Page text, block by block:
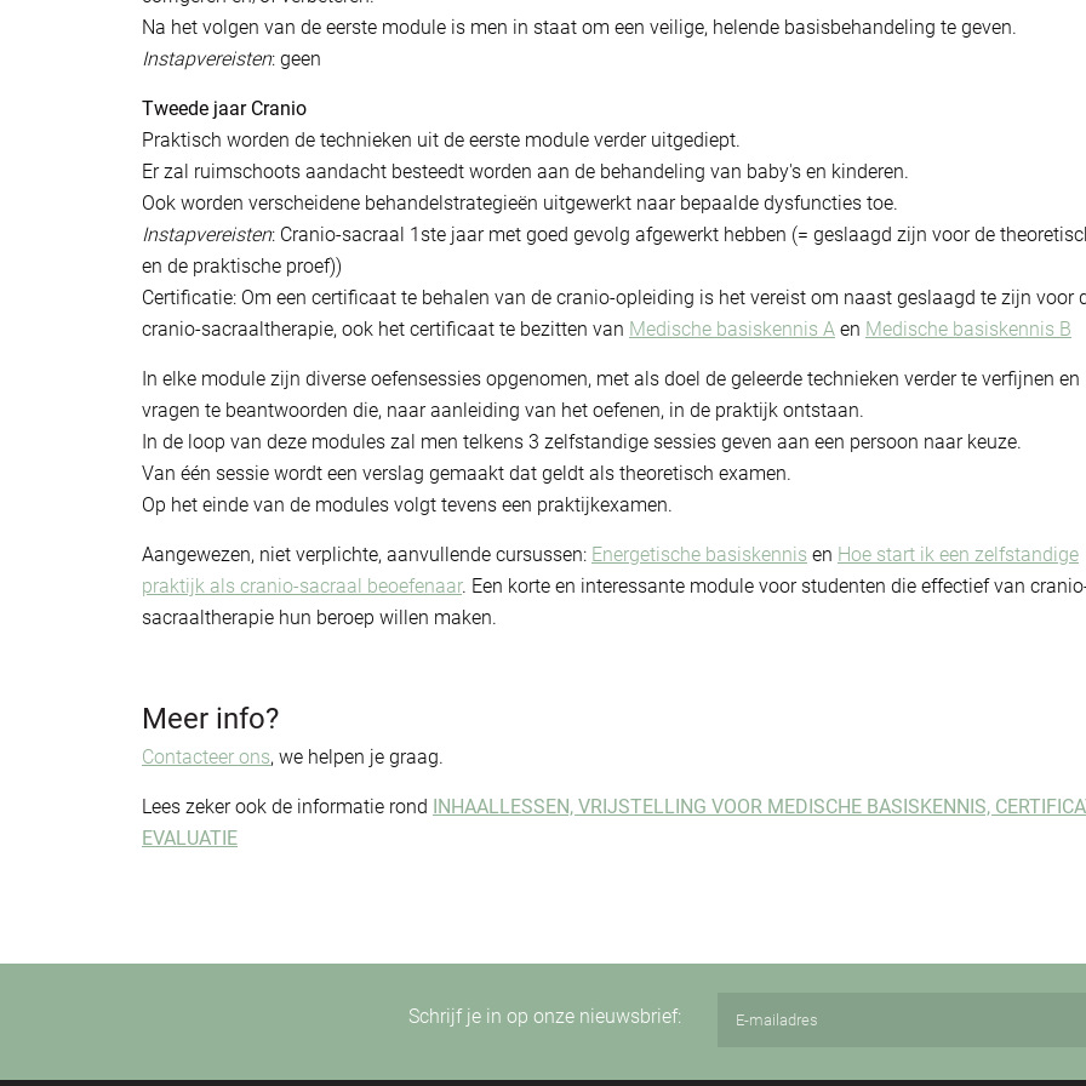
Na het volgen van de eerste module is men in staat om een veilige, helende basisbehandeling te geven.
Instapvereisten: geen
Tweede jaar Cranio
Praktisch worden de technieken uit de eerste module verder uitgediept.
Er zal ruimschoots aandacht besteedt worden aan de behandeling van baby's en kinderen.
Ook worden verscheidene behandelstrategieën uitgewerkt naar bepaalde dysfuncties toe.
Instapvereisten: Cranio-sacraal 1ste jaar met goed gevolg afgewerkt hebben (= geslaagd zijn voor de
en de praktische proef))
Certificatie: Om een certificaat te behalen van de cranio-opleiding is het vereist om naast geslaagd te zijn voor
cranio-sacraaltherapie, ook het certificaat te bezitten van Medische basiskennis A en Medische basiskennis B
In elke module zijn diverse oefensessies opgenomen, met als doel de geleerde technieken verder te verfijnen en
vragen te beantwoorden die, naar aanleiding van het oefenen, in de praktijk ontstaan.
In de loop van deze modules zal men telkens 3 zelfstandige sessies geven aan een persoon naar keuze.
Van één sessie wordt een verslag gemaakt dat geldt als theoretisch examen.
Op het einde van de modules volgt tevens een praktijkexamen.
Aangewezen, niet verplichte, aanvullende cursussen: Energetische basiskennis en Hoe start ik een zelfstandige
praktijk als cranio-sacraal beoefenaar. Een korte en interessante module voor studenten die effectief van
sacraaltherapie hun beroep willen maken.
Meer info?
Contacteer ons, we helpen je graag.
Lees zeker ook de informatie rond INHAALLESSEN, VRIJSTELLING VOOR MEDISCHE BASISKENNIS,
EVALUATIE
Schrijf je in op onze nieuwsbrief: